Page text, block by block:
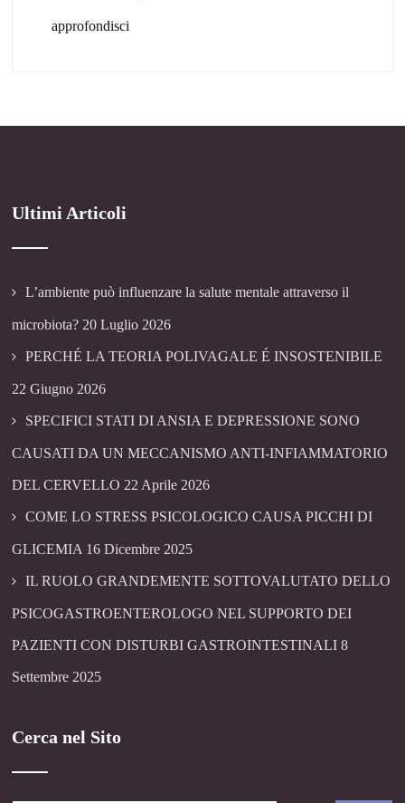
approfondisci
Ultimi Articoli
L’ambiente può influenzare la salute mentale attraverso il
microbiota? 20 Luglio 2026
PERCHÉ LA TEORIA POLIVAGALE É INSOSTENIBILE
22 Giugno 2026
SPECIFICI STATI DI ANSIA E DEPRESSIONE SONO
CAUSATI DA UN MECCANISMO ANTI-INFIAMMATORIO
DEL CERVELLO 22 Aprile 2026
COME LO STRESS PSICOLOGICO CAUSA PICCHI DI
GLICEMIA 16 Dicembre 2025
IL RUOLO GRANDEMENTE SOTTOVALUTATO DELLO
PSICOGASTROENTEROLOGO NEL SUPPORTO DEI
PAZIENTI CON DISTURBI GASTROINTESTINALI 8
Settembre 2025
Cerca nel Sito